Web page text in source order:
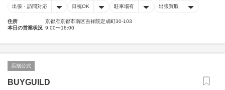
出張・訪問対応 日祝OK 駐車場有 出張買取
住所
京都府京都市南区吉祥院定成町30-103
本日の営業状況 9:00〜18:00
店舗公式
BUYGUILD